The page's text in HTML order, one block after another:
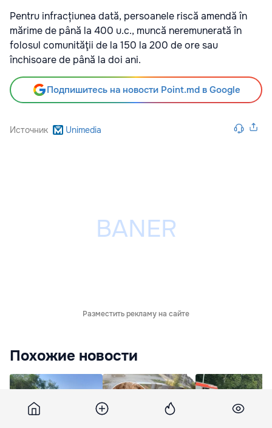
Pentru infracțiunea dată, persoanele riscă amendă în
mărime de până la 400 u.c., muncă neremunerată în
folosul comunităţii de la 150 la 200 de ore sau
închisoare de până la doi ani.
Подпишитесь на новости Point.md в Google
Источник Unimedia
Разместить рекламу на сайте
Похожие новости